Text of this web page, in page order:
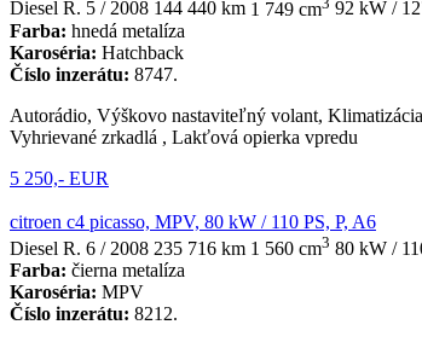
Diesel R. 5 / 2008 144 440 km 1 749 cm
92 kW /
Farba: hnedá metalíza
Karoséria: Hatchback
Číslo inzerátu: 8747.
Autorádio, Výškovo nastaviteľný volant,
Vyhrievané zrkadlá , Lakťová opierka vpredu
5 250,- EUR
citroen c4 picasso, MPV, 80 kW / 110 PS, P, A6
Diesel R. 6 / 2008 235 716 km 1 560 cm3 80 kW /
Farba: čierna metalíza
Karoséria: MPV
Číslo inzerátu: 8212.